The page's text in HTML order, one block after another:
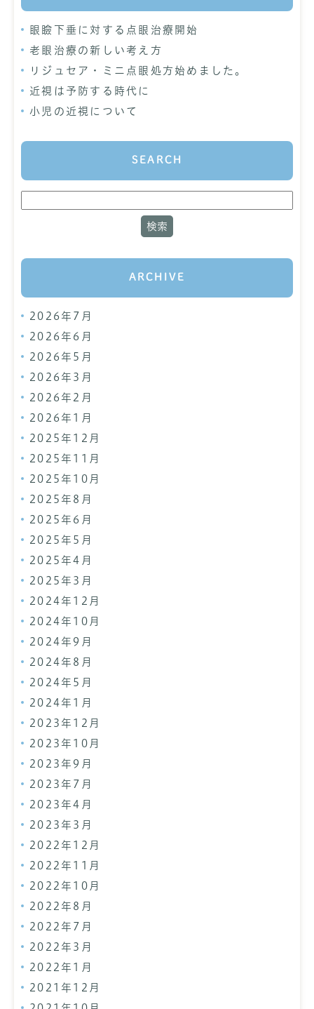
眼瞼下垂に対する点眼治療開始
老眼治療の新しい考え方
リジュセア・ミニ点眼処方始めました。
近視は予防する時代に
小児の近視について
SEARCH
ARCHIVE
2026年7月
2026年6月
2026年5月
2026年3月
2026年2月
2026年1月
2025年12月
2025年11月
2025年10月
2025年8月
2025年6月
2025年5月
2025年4月
2025年3月
2024年12月
2024年10月
2024年9月
2024年8月
2024年5月
2024年1月
2023年12月
2023年10月
2023年9月
2023年7月
2023年4月
2023年3月
2022年12月
2022年11月
2022年10月
2022年8月
2022年7月
2022年3月
2022年1月
2021年12月